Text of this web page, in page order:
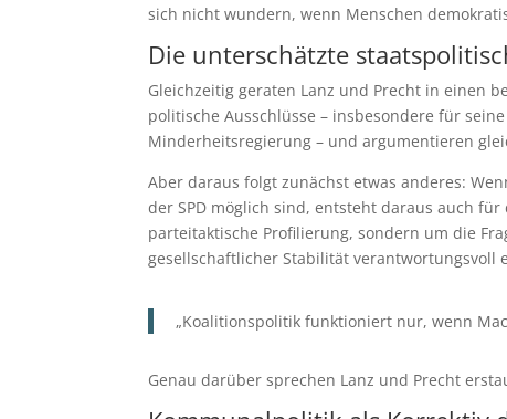
sich nicht wundern, wenn Menschen
Die unterschätzte
Gleichzeitig geraten Lanz und Precht in einen
politische Ausschlüsse – insbesondere für
Minderheitsregierung – und argumentieren
Aber daraus folgt zunächst etwas anderes:
der SPD möglich sind, entsteht daraus auch
parteitaktische Profilierung, sondern um die
gesellschaftlicher Stabilität verantwortungsvoll
„Koalitionspolitik funktioniert nur, wenn
Genau darüber sprechen Lanz und Precht